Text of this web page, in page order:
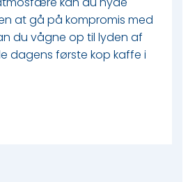
at gå på kompromis med
du vågne op til lyden af
dagens første kop kaffe i